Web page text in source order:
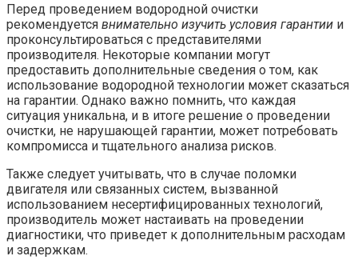
Перед проведением водородной очистки
рекомендуется внимательно изучить условия гарантии и
проконсультироваться с представителями
производителя. Некоторые компании могут
предоставить дополнительные сведения о том, как
использование водородной технологии может сказаться
на гарантии. Однако важно помнить, что каждая
ситуация уникальна, и в итоге решение о проведении
очистки, не нарушающей гарантии, может потребовать
компромисса и тщательного анализа рисков.
Также следует учитывать, что в случае поломки
двигателя или связанных систем, вызванной
использованием несертифицированных технологий,
производитель может настаивать на проведении
диагностики, что приведет к дополнительным расходам
и задержкам.